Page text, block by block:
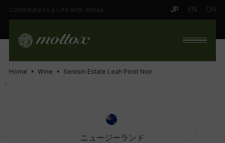
Contribute to a Life with Wines. JP EN CH
Home Wine Seresin Estate Leah Pinot Noir
ニュージーランド